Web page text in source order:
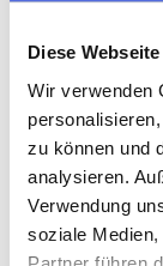
Diese
Wir verwenden
zu können und
analysieren.
Verwendung
soziale
Details zum
Einmalige